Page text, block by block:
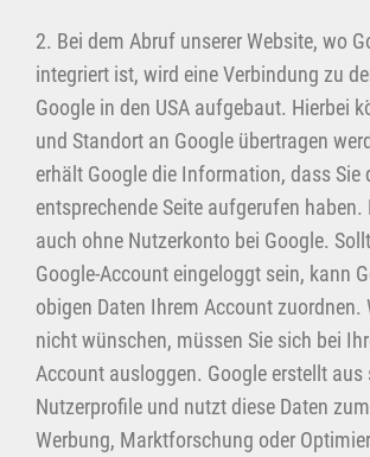
2. Bei dem Abruf unserer Website, wo
integriert ist, wird eine Verbindung zu
Google in den USA aufgebaut. Hierbei
und Standort an Google übertragen
erhält Google die Information, dass Sie
entsprechende Seite aufgerufen haben.
auch ohne Nutzerkonto bei Google.
Google-Account eingeloggt sein, kann
obigen Daten Ihrem Account zuordnen.
nicht wünschen, müssen Sie sich bei
Account ausloggen. Google erstellt aus
Nutzerprofile und nutzt diese Daten
Werbung, Marktforschung oder